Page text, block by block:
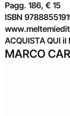
Pagg. 186, € 15
ISBN
ACQUISTA QUI il
MARCO